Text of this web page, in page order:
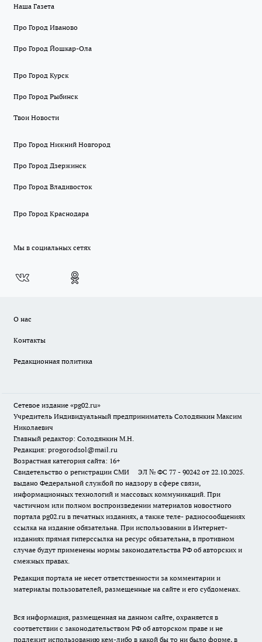
Наша Газета
Про Город Иваново
Про Город Йошкар-Ола
Про Город Курск
Про Город Рыбинск
Твои Новости
Про Город Нижний Новгород
Про Город Дзержинск
Про Город Владивосток
Про Город Краснодара
Мы в социальных сетях
О нас
Контакты
Редакционная политика
Сетевое издание «pg02.ru»
Учредитель Индивидуальный предприниматель Солодянкин Максим
Николаевич
Главный редактор: Солодянкин М.Н.
Редакция: progorodsol@mail.ru
Возрастная категория сайта: 16+
Свидетельство о регистрации СМИ ЭЛ № ФС 77 - 90242 от 22.10.2025.
выдано Федеральной службой по надзору в сфере связи,
информационных технологий и массовых коммуникаций. При
частичном или полном воспроизведении материалов новостного
портала pg02.ru в печатных изданиях, а также теле- радиосообщениях
ссылка на издание обязательна. При использовании в Интернет-
изданиях прямая гиперссылка на ресурс обязательна, в противном
случае будут применены нормы законодательства РФ об авторских и
смежных правах.
Редакция портала не несет ответственности за комментарии и
материалы пользователей, размещенные на сайте и его субдоменах.
Вся информация, размещенная на данном сайте, охраняется в
соответствии с законодательством РФ об авторском праве и не
подлежит использованию кем-либо в какой бы то ни было форме, в